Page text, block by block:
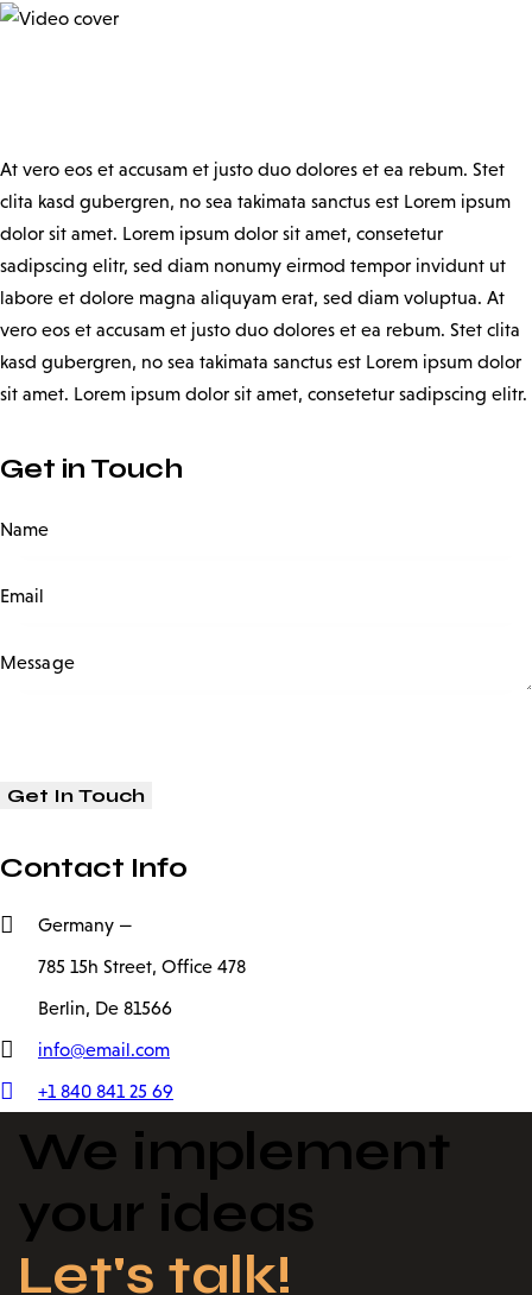
At vero eos et accusam et justo duo dolores et ea rebum. Stet
clita kasd gubergren, no sea takimata sanctus est Lorem ipsum
dolor sit amet. Lorem ipsum dolor sit amet, consetetur
sadipscing elitr, sed diam nonumy eirmod tempor invidunt ut
labore et dolore magna aliquyam erat, sed diam voluptua. At
vero eos et accusam et justo duo dolores et ea rebum. Stet clita
kasd gubergren, no sea takimata sanctus est Lorem ipsum dolor
sit amet. Lorem ipsum dolor sit amet, consetetur sadipscing elitr.
Get in Touch
Contact Info
Germany —
785 15h Street, Office 478
Berlin, De 81566
info@email.com
+1 840 841 25 69
We implement
your ideas​
Let's talk!